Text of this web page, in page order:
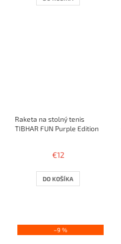
Raketa na stolný tenis
TIBHAR FUN Purple Edition
€12
DO KOŠÍKA
–9 %